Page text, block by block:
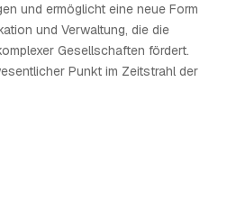
und ermöglicht eine neue Form
und Verwaltung, die die
Gesellschaften fördert.
Punkt im Zeitstrahl der